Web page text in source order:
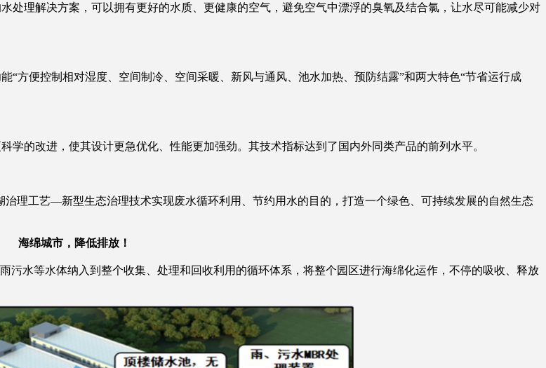
处理解决方案，可以拥有更好的水质、更健康的空气，避免空气中漂浮的臭氧及结合氯，让水尽可能减少对
方便控制相对湿度、空间制冷、空间采暖、新风与通风、池水加热、预防结露”和两大特色“节省运行成
的改进，使其设计更急优化、性能更加强劲。其技术指标达到了国内外同类产品的前列水平。
治理工艺—新型生态治理技术实现废水循环利用、节约用水的目的，打造一个绿色、可持续发展的自然生态
海绵城市，降低排放！
污水等水体纳入到整个收集、处理和回收利用的循环体系，将整个园区进行海绵化运作，不停的吸收、释放